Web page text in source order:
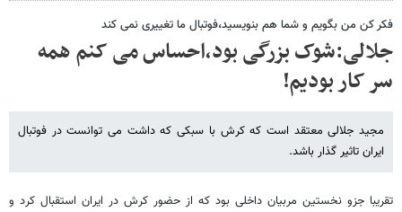
فکر کن من بگویم و شما هم بنویسید،فوتبال ما تغییری نمی کند
جلالی:شوک بزرگی بود،احساس می کنم همه
سر کار بودیم!
مجید جلالی معتقد است که کرش با سبکی که داشت می توانست در فوتبال
ایران تاثیر گذار باشد.
تقریبا جزو نخستین مربیان داخلی بود که از حضور کرش در ایران استقبال کرد و